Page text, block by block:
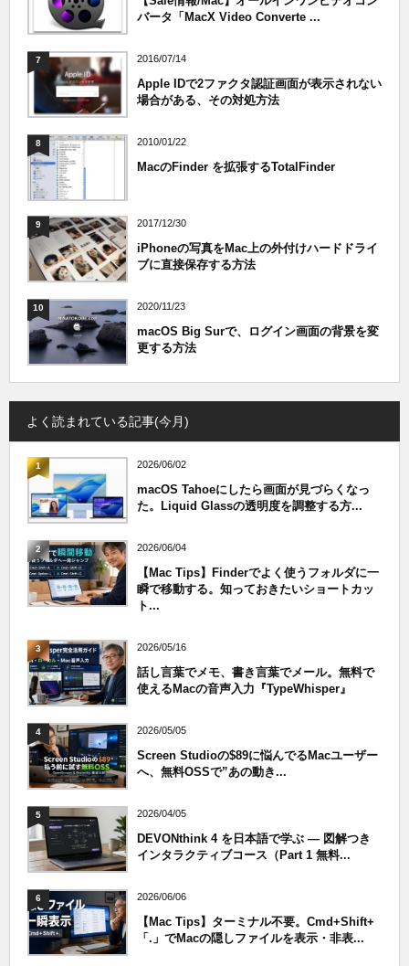
バータ「MacX Video Converte ...
7 2016/07/14
Apple IDで2ファクタ認証画面が表示されない
場合がある、その対処方法
8 2010/01/22
MacのFinder を拡張するTotalFinder
9 2017/12/30
iPhoneの写真をMac上の外付けハードドライ
ブに直接保存する方法
10 2020/11/23
macOS Big Surで、ログイン画面の背景を変
更する方法
よく読まれている記事(今月)
1 2026/06/02
macOS Tahoeにしたら画面が見づらくなっ
た。Liquid Glassの透明度を調整する方...
2 2026/06/04
【Mac Tips】Finderでよく使うフォルダに一
瞬で移動する。知っておきたいショートカッ
ト...
3 2026/05/16
話し言葉でメモ、書き言葉でメール。無料で
使えるMacの音声入力『TypeWhisper』
4 2026/05/05
Screen Studioの$89に悩んでるMacユーザー
へ、無料OSSで”あの動き...
5 2026/04/05
DEVONthink 4 を日本語で学ぶ — 図解つき
インタラクティブコース（Part 1 無料...
6 2026/06/06
【Mac Tips】ターミナル不要。Cmd+Shift+
「.」でMacの隠しファイルを表示・非表...